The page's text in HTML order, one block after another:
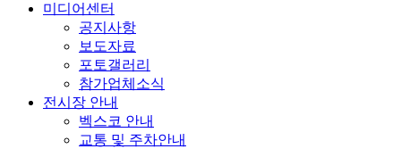
미디어센터
공지사항
보도자료
포토갤러리
참가업체소식
전시장 안내
벡스코 안내
교통 및 주차안내